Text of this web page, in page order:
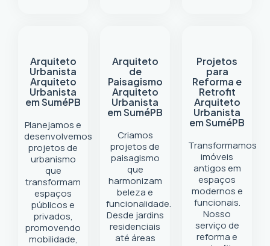
Arquiteto
Urbanista
Arquiteto
Urbanista
em SuméPB
Planejamos e
desenvolvemos
projetos de
urbanismo
que
transformam
espaços
públicos e
privados,
promovendo
mobilidade,
Arquiteto
de
Paisagismo
Arquiteto
Urbanista
em SuméPB
Criamos
projetos de
paisagismo
que
harmonizam
beleza e
funcionalidade.
Desde jardins
residenciais
até áreas
Projetos
para
Reforma e
Retrofit
Arquiteto
Urbanista
em SuméPB
Transformamos
imóveis
antigos em
espaços
modernos e
funcionais.
Nosso
serviço de
reforma e